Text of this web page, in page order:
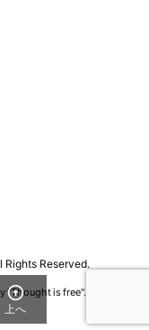
Rights Reserved.
"Thought is free".

上へ